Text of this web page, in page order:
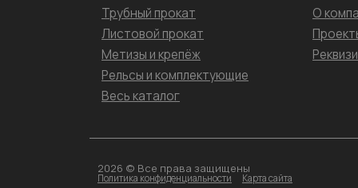
Трубный прокат
Листовой прокат
Метизы и крепёж
Рельсы и комплектующие
Весь каталог
О
2026 © Все права защищены
Политика конфиденциальности Карта сайта